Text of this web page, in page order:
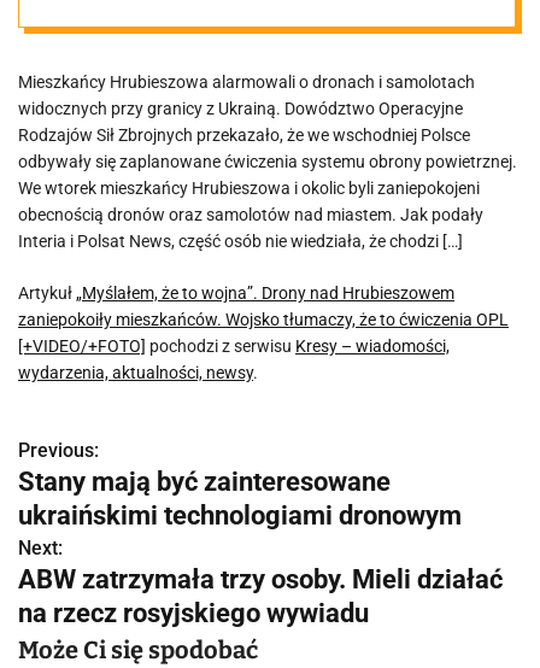
zaniepokoiły
mieszkańców.
Wojsko
tłumaczy, że to
ćwiczenia OPL
[+VIDEO/+FOTO
]
Mieszkańcy Hrubieszowa alarmowali o dronach i samolotach
widocznych przy granicy z Ukrainą. Dowództwo Operacyjne
Rodzajów Sił Zbrojnych przekazało, że we wschodniej Polsce
odbywały się zaplanowane ćwiczenia systemu obrony powietrznej.
We wtorek mieszkańcy Hrubieszowa i okolic byli zaniepokojeni
obecnością dronów oraz samolotów nad miastem. Jak podały
Interia i Polsat News, część osób nie wiedziała, że chodzi […]
Artykuł„Myślałem, że to wojna”. Drony nad Hrubieszowem
zaniepokoiły mieszkańców. Wojsko tłumaczy, że to ćwiczenia OPL
[+VIDEO/+FOTO] pochodzi z serwisu Kresy – wiadomości,
wydarzenia, aktualności, newsy.
N
a
w
i
g
Previous:
Stany mają być zainteresowane
ukraińskimi technologiami dronowym
Next:
ABW zatrzymała trzy osoby. Mieli działać
na rzecz rosyjskiego wywiadu
Może Ci się spodobać